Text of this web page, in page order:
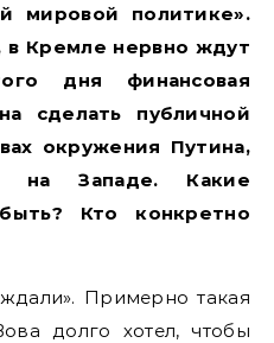
мировой политике».
в Кремле нервно ждут
дня финансовая
сделать публичной
окружения Путина,
на Западе. Какие
Кто конкретно
Примерно такая
долго хотел, чтобы